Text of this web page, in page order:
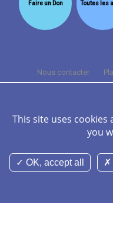
Faire un Don Toutes les
Nous contacter
Cookies et données
©Nominoë CHU Rennes
This site uses
you
OK, accept all